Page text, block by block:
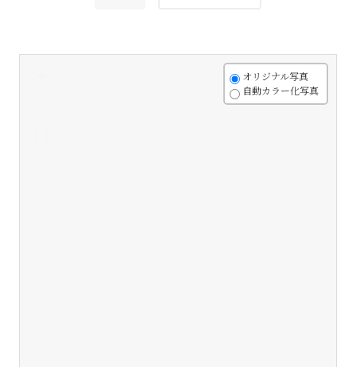
オリジナル写真
自動カラー化写真